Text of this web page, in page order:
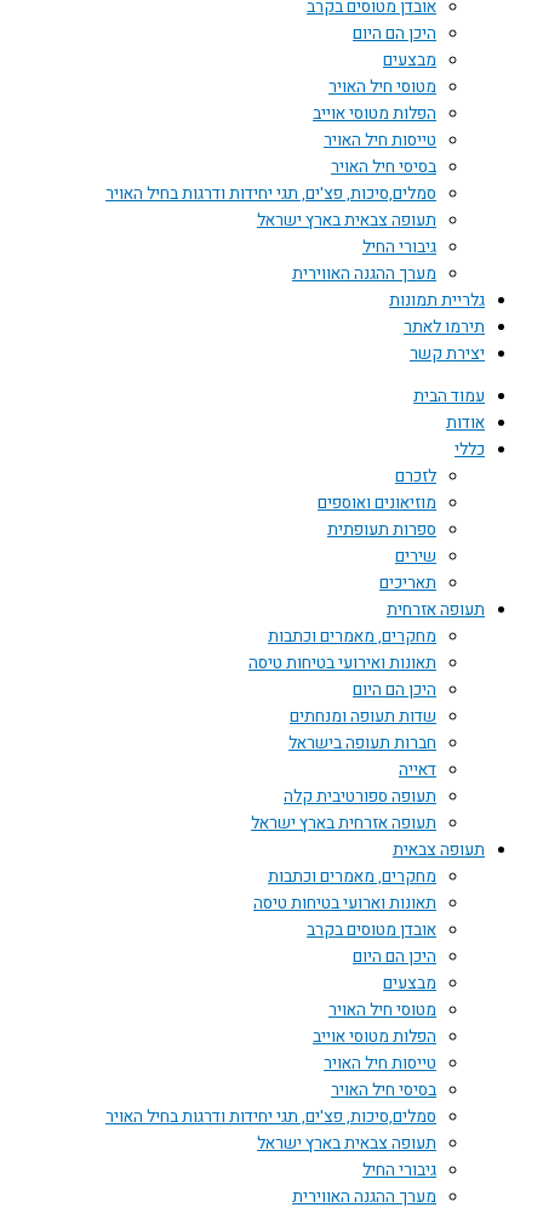
אובדן מטוסים בקרב
היכן הם היום
מבצעים
מטוסי חיל האויר
הפלות מטוסי אוייב
טייסות חיל האויר
בסיסי חיל האויר
סמלים,סיכות, פצ'ים, תגי יחידות ודרגות בחיל האויר
תעופה צבאית בארץ ישראל
גיבורי החיל
מערך ההגנה האווירית
גלריית תמונות
תירמו לאתר
יצירת קשר
עמוד הבית
אודות
כללי
לזכרם
מוזיאונים ואוספים
ספרות תעופתית
שירים
תאריכים
תעופה אזרחית
מחקרים, מאמרים וכתבות
תאונות ואירועי בטיחות טיסה
היכן הם היום
שדות תעופה ומנחתים
חברות תעופה בישראל
דאייה
תעופה ספורטיבית קלה
תעופה אזרחית בארץ ישראל
תעופה צבאית
מחקרים, מאמרים וכתבות
תאונות וארועי בטיחות טיסה
אובדן מטוסים בקרב
היכן הם היום
מבצעים
מטוסי חיל האויר
הפלות מטוסי אוייב
טייסות חיל האויר
בסיסי חיל האויר
סמלים,סיכות, פצ'ים, תגי יחידות ודרגות בחיל האויר
תעופה צבאית בארץ ישראל
גיבורי החיל
מערך ההגנה האווירית